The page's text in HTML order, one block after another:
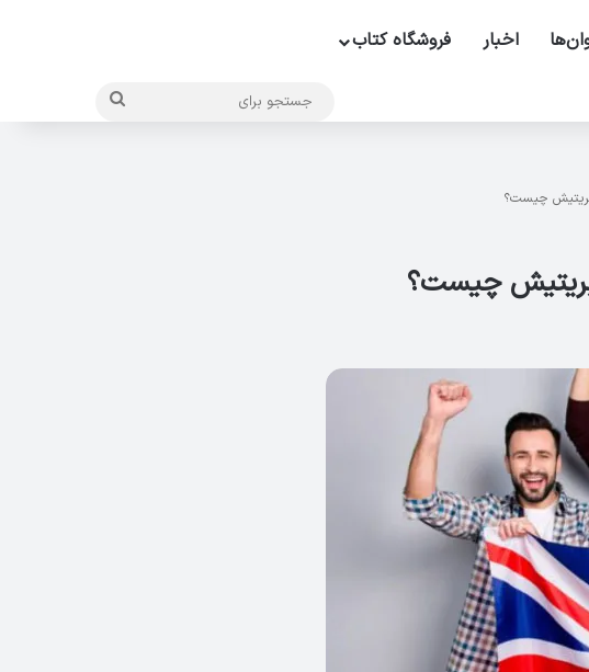
اخبار فروشگاه کتاب
جستجو
چیست؟
چیست؟